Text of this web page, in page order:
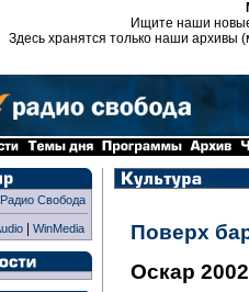
Ищите наши
Здесь хранятся только наши архивы
Свобода
| WinMedia
Поверх
Оскар